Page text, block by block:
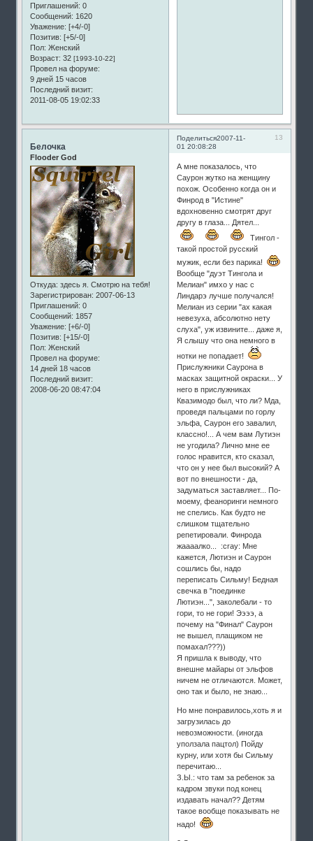
Приглашений: 0
Сообщений: 1620
Уважение: [+4/-0]
Позитив: [+5/-0]
Пол: Женский
Возраст: 32[1993-10-22]
Провел на форуме:
9 дней 15 часов
Последний визит:
2011-08-05 19:02:33
Поделиться 13
2007-11-
01 20:08:28
Белочка
Flooder God
Откуда: здесь я. Смотрю на тебя!
Зарегистрирован: 2007-06-13
Приглашений: 0
Сообщений: 1857
Уважение: [+6/-0]
Позитив: [+15/-0]
Пол: Женский
Провел на форуме:
14 дней 18 часов
Последний визит:
2008-06-20 08:47:04
А мне показалось, что
Саурон жутко на женщину
похож. Особенно когда он и
Финрод в "Истине"
вдохновенно смотрят друг
другу в глаза... Дятел...
Тингол -
такой простой русский
мужик, если без парика!
Вообще "дуэт Тингола и
Мелиан" имхо у нас с
Линдарэ лучше получался!
Мелиан из серии "ах какая
невезуха, абсолютно нету
слуха", уж извините... даже я,
Я слышу что она немного в
нотки не попадает!
Прислужники Саурона в
масках защитной окраски... У
него в прислужниках
Квазимодо был, что ли? Мда,
проведя пальцами по горлу
эльфа, Саурон его завалил,
классно!... А чем вам Лутиэн
не угодила? Лично мне ее
голос нравится, кто сказал,
что он у нее был высокий? А
вот по внешности - да,
задуматься заставляет... По-
моему, феаноринги немного
не спелись. Как будто не
слишком тщательно
репетировали. Финрода
жаааалко... :cray: Мне
кажется, Лютиэн и Саурон
сошлись бы, надо
переписать Сильму! Бедная
свечка в "поединке
Лютиэн...", заколебали - то
гори, то не гори! Ээээ, а
почему на "Финал" Саурон
не вышел, плащиком не
помахал???))
Я пришла к выводу, что
внешне майары от эльфов
ничем не отличаются. Может,
оно так и было, не знаю...
Но мне понравилось,хоть я и
загрузилась до
невозможности. (иногда
уползала пацтол) Пойду
курну, или хотя бы Сильму
перечитаю...
З.Ы.: что там за ребенок за
кадром звуки под конец
издавать начал?? Детям
такое вообще показывать не
надо!